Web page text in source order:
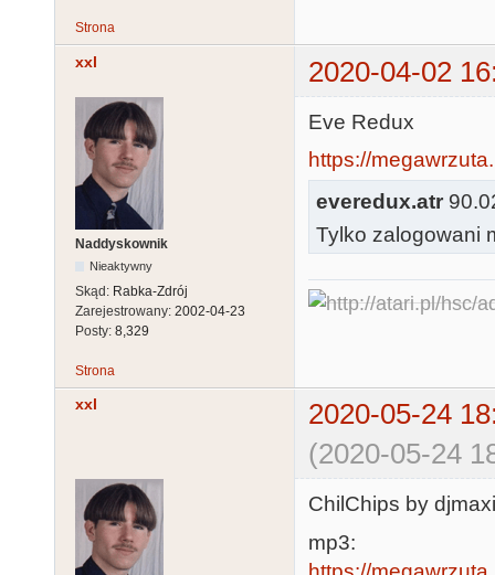
Strona
xxl 2020-04-02
Naddyskownik
Nieaktywny
Skąd: Rabka-Zdrój
Zarejestrowany: 2002-04-23
Posty: 8,329
Eve Redux
https://
everedux.atr
Tylko zalogowani
Strona
xxl
2020-05-24
(2020-05-24
ChilChips by
mp3: